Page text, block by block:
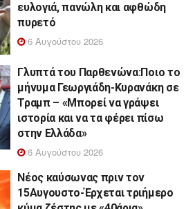
ευλογιά, πανώλη και αφθώδη
πυρετό
6 Αυγούστου 2026
Γλυπτά του Παρθενώνα:Ποιο το
μήνυμα Γεωργιάδη-Κυρανάκη σε
Τραμπ – «Μπορεί να γράψει
ιστορία και να τα φέρει πίσω
στην Ελλάδα»
6 Αυγούστου 2026
Νέος καύσωνας πριν τον
15Αυγουστο-Έρχεται τριήμερο